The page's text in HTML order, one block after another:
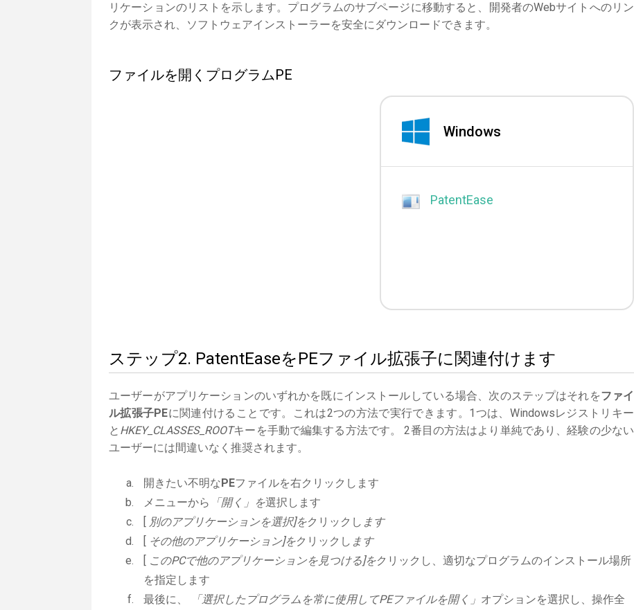
リケーションのリストを示します。プログラムのサブページに移動すると、開発者のWebサイトへのリン
クが表示され、ソフトウェアインストーラーを安全にダウンロードできます。
ファイルを開くプログラムPE
Windows
PatentEase
ステップ2. PatentEaseをPEファイル拡張子に関連付けます
ユーザーがアプリケーションのいずれかを既にインストールしている場合、次のステップはそれをファイ
ル拡張子PEに関連付けることです。これは2つの方法で実行できます。1つは、Windowsレジストリキー
と HKEY_CLASSES_ROOTキーを手動で編集する方法です。 2番目の方法はより単純であり、経験の少ない
ユーザーには間違いなく推奨されます。
開きたい不明なPEファイルを右クリックします
メニューから
「開く」を選択します
[ 別のアプリケーションを選択]をクリックし ます
[ その他のアプリケーション]をクリックし ます
[ このPCで他のアプリケーションを見つける]をクリックし、適切なプログラムのインストール場所
を指定します
最後に、
「選択したプログラムを常に使用してPEファイルを開く」 オプションを選択し、操作全